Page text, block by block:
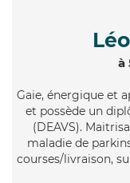
à
Gaie, énergique et
et possède un
(DEAVS).
maladie de
courses/livraison,